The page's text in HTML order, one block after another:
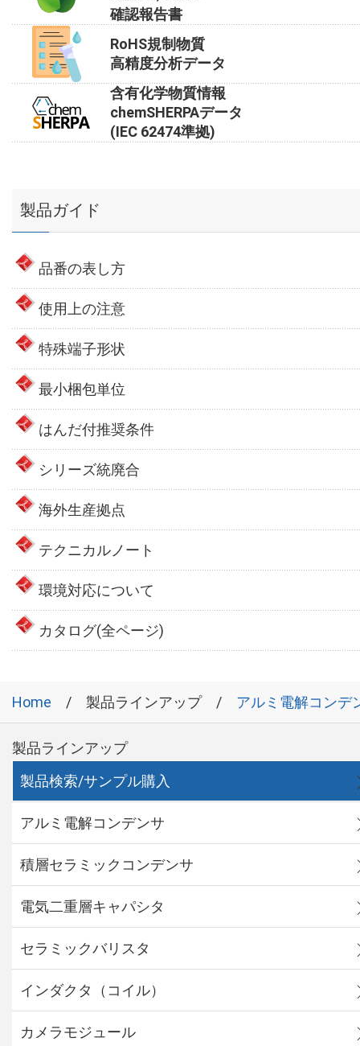
確認報告書
RoHS規制物質
高精度分析データ
含有化学物質情報
chemSHERPAデータ
(IEC 62474準拠)
製品ガイド
品番の表し方
使用上の注意
特殊端子形状
最小梱包単位
はんだ付推奨条件
シリーズ統廃合
海外生産拠点
テクニカルノート
環境対応について
カタログ(全ページ)
Home 製品ラインアップ アルミ電解コンデ
製品ラインアップ
製品検索/サンプル購入
アルミ電解コンデンサ
積層セラミックコンデンサ
電気二重層キャパシタ
セラミックバリスタ
インダクタ（コイル）
カメラモジュール